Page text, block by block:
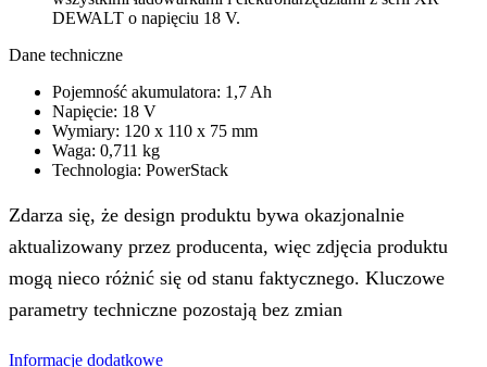
DEWALT o napięciu 18 V.
Dane techniczne
Pojemność akumulatora: 1,7 Ah
Napięcie: 18 V
Wymiary: 120 x 110 x 75 mm
Waga: 0,711 kg
Technologia: PowerStack
Zdarza się, że design produktu bywa okazjonalnie
aktualizowany przez producenta, więc zdjęcia produktu
mogą nieco różnić się od stanu faktycznego. Kluczowe
parametry techniczne pozostają bez zmian
Informacje dodatkowe